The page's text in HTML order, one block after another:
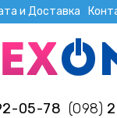
и Доставка
05-78 (098)